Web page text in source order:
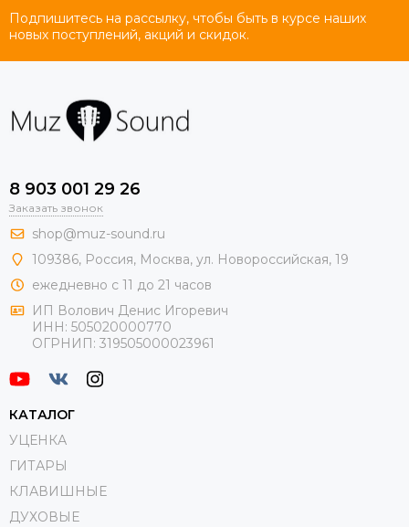
Подпишитесь на рассылку, чтобы быть в курсе наших
новых поступлений, акций и скидок.
8 903 001 29 26
Заказать звонок
shop@muz-sound.ru
109386, Россия, Москва, ул. Новороссийская, 19
ежедневно с 11 до 21 часов
ИП Волович Денис Игоревич
ИНН: 505020000770
ОГРНИП: 319505000023961
КАТАЛОГ
УЦЕНКА
ГИТАРЫ
КЛАВИШНЫЕ
ДУХОВЫЕ